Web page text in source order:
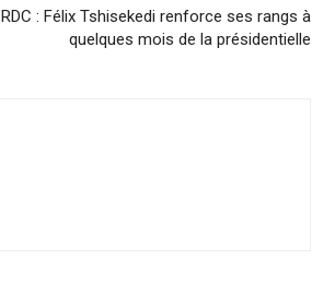
RDC : Félix Tshisekedi renforce ses rangs à
quelques mois de la présidentielle